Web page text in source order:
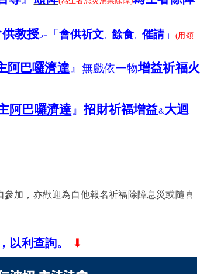
教授5- 「會供祈文 餘食 催請」(用頌
阿巴囉濟達 』無戲依一物增益祈福火
阿巴囉濟達 』招財祈福增益&大迴
加，亦歡迎為自他報名祈福除障息災或隨喜
以利查詢。 ⬇︎​